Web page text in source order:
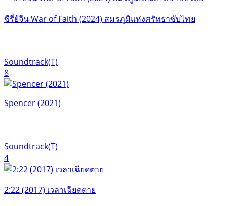
ซีรี่ย์จีน War of Faith (2024) สมรภูมิแห่งศรัทธาซับไทย
Soundtrack(T)
8
Spencer (2021)
Soundtrack(T)
4
2:22 (2017) เวลาเฉียดตาย